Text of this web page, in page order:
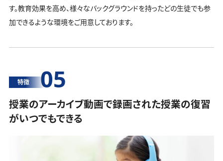
す。教育効果を高め、様々なバックグラウンドを持ったどの生徒でも参
加できるような環境をご用意しております。
特徴 05
授業のアーカイブ動画で録画された授業の復習
がいつでもできる